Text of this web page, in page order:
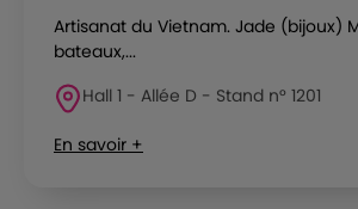
Artisanat du Vietnam. Jade (bijoux)
bateaux,...
Hall 1 - Allée D - Stand n° 1201
En savoir +